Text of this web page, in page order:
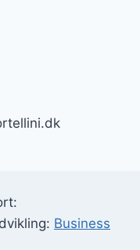
Business